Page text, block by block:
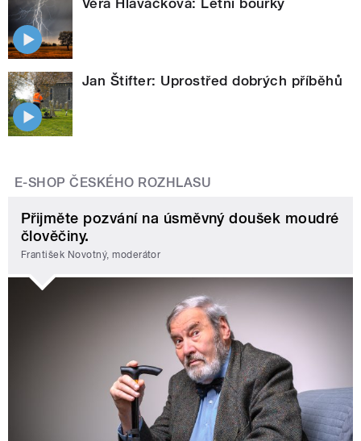
Jan Štifter: Uprostřed dobrých příběhů
E-SHOP ČESKÉHO ROZHLASU
Přijměte pozvání na úsměvný doušek moudré
člověčiny.
František Novotný, moderátor